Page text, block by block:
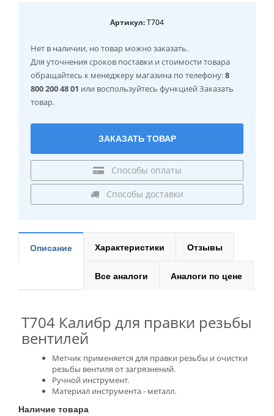
Артикул:T704
Нет в наличии, но товар можно заказать.
Для уточнения сроков поставки и стоимости товара
обращайтесь к менеджеру магазина по телефону:8
800 200 48 01 или воспользуйтесь функцией Заказать
товар.
ЗАКАЗАТЬ ТОВАР
Способы оплаты
Способы доставки
Описание Характеристики Отзывы
Все аналоги Аналоги по цене
T704 Калибр для правки резьбы
вентилей
Метчик применяется для правки резьбы и очистки
резьбы вентиля от загрязнений.
Ручной инструмент.
Материал инструмента - металл.
Наличие товара